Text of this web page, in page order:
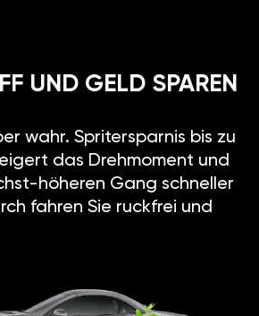
UND GELD SPAREN
wahr. Spritersparnis bis zu
das Drehmoment und
höheren Gang schneller
fahren Sie ruckfrei und